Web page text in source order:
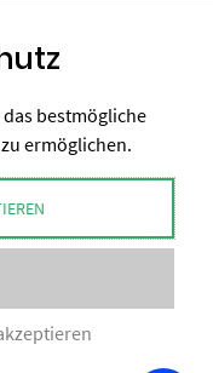
bestmögliche
ermöglichen.